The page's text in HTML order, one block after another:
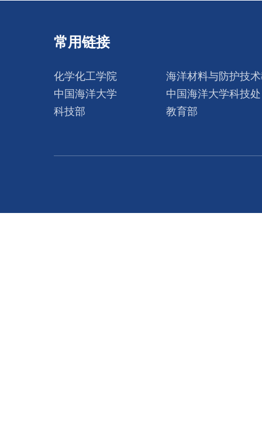
常用链接
化学化工学院
海洋材料与防护技
中国海洋大学
中国海洋大学科技处
科技部
教育部